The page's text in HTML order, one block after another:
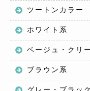
ツートンカラー
ホワイト系
ベージュ・クリ
ブラウン系